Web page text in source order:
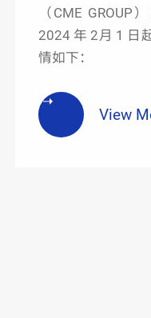
（CME
2024 年 2月 1 日
情如下：
View